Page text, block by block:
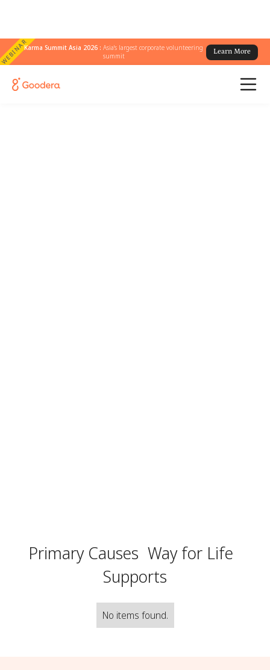
WEBINARKarma Summit Asia 2026 :Asia's largest corporate volunteering
summit
Learn More
Primary Causes Way for Life
Supports
No items found.